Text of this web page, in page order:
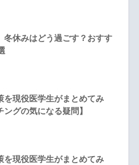
冬休みはどう過ごす？おすす
を現役医学生がまとめてみ
グの気になる疑問】
を現役医学生がまとめてみ